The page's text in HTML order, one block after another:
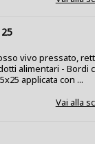
vivo pressato,
alimentari - Bordi
applicata con ...
Vai alla